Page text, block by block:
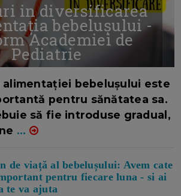
in diversificarea
bebelușului -
Academiei de
Pediatrie
bebelușului este
pentru sănătatea sa.
să fie introduse gradual,
...
de viață al bebelușului: Avem cate
pentru fiecare luna - si ai
te va ajuta